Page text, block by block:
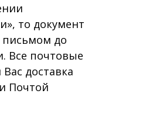
то документ
письмом до
Все почтовые
доставка
Почтой